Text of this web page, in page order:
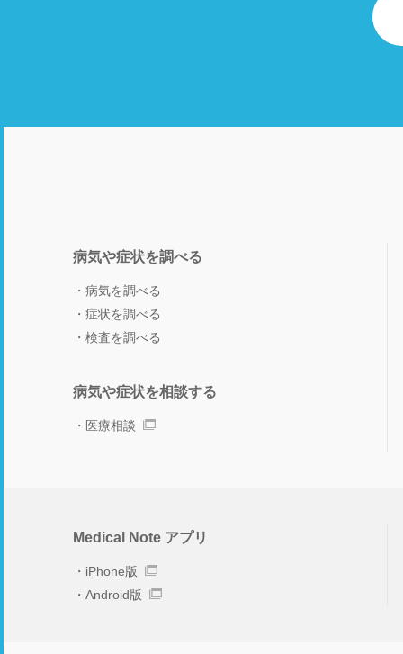
病気や症状を調べる
病気を調べる
症状を調べる
検査を調べる
病気や症状を相談する
医療相談
Medical Note アプリ
iPhone版
Android版